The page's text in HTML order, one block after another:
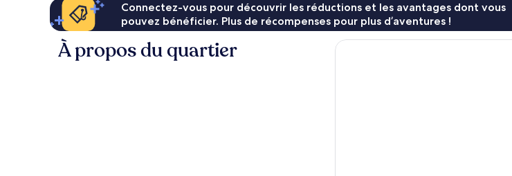
Connectez-vous pour découvrir les réductions et les avantages dont vous
pouvez bénéficier. Plus de récompenses pour plus d’aventures !
À propos du quartier